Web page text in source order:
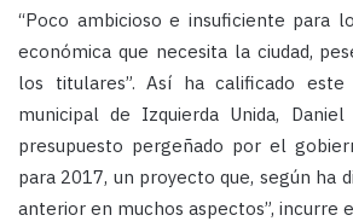
“Poco ambicioso e insuficiente para
económica que necesita la ciudad,
los titulares”. Así ha calificado
municipal de Izquierda Unida,
presupuesto pergeñado por el
para 2017, un proyecto que, según ha
anterior en muchos aspectos”, incurre